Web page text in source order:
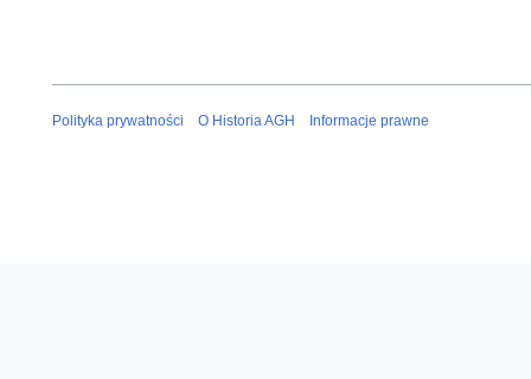
Polityka prywatności O Historia AGH Informacje prawne